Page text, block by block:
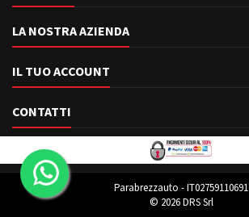
LA NOSTRA AZIENDA
IL TUO ACCOUNT
CONTATTI
Parabrezzauto - IT02759110691
© 2026 DRS Srl